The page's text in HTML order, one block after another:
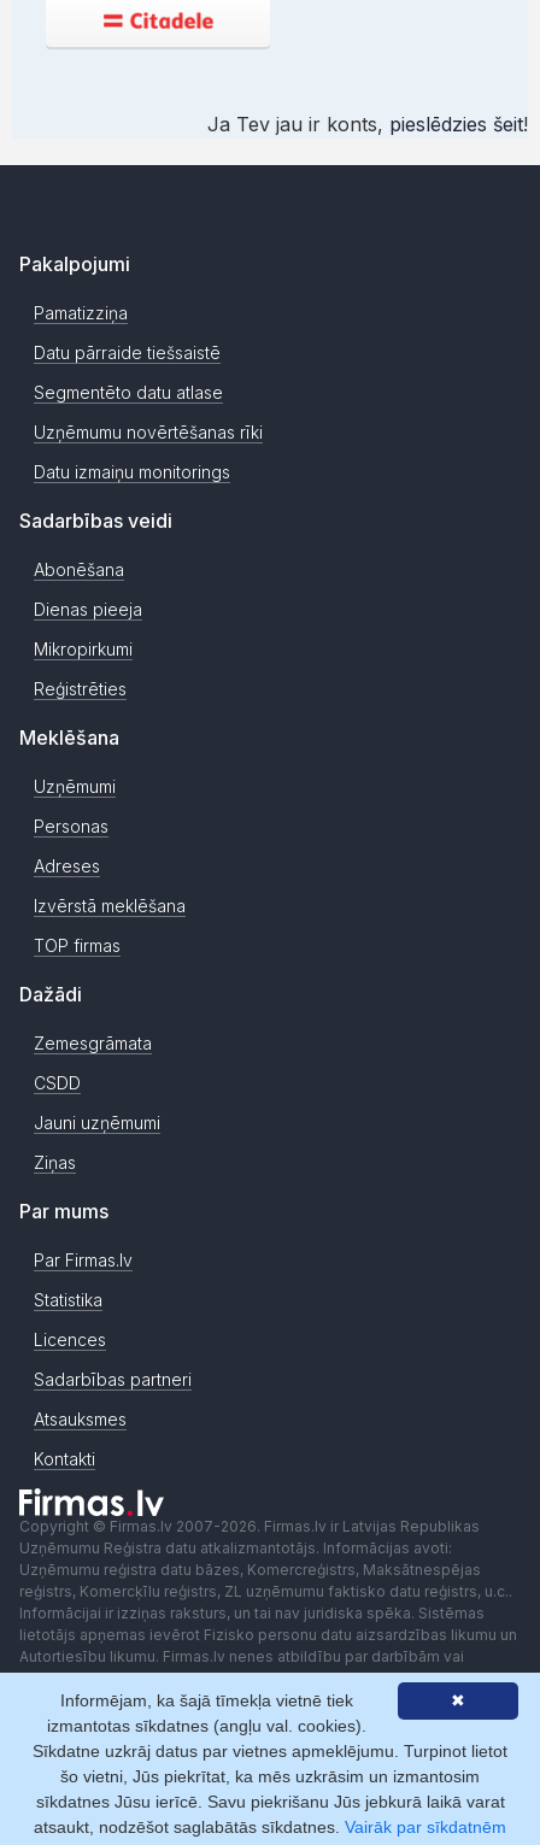
Ja Tev jau ir konts, pieslēdzies šeit!
Pakalpojumi
Pamatizziņa
Datu pārraide tiešsaistē
Segmentēto datu atlase
Uzņēmumu novērtēšanas rīki
Datu izmaiņu monitorings
Sadarbības veidi
Abonēšana
Dienas pieeja
Mikropirkumi
Reģistrēties
Meklēšana
Uzņēmumi
Personas
Adreses
Izvērstā meklēšana
TOP firmas
Dažādi
Zemesgrāmata
CSDD
Jauni uzņēmumi
Ziņas
Par mums
Par Firmas.lv
Statistika
Licences
Sadarbības partneri
Atsauksmes
Kontakti
Copyright © Firmas.lv 2007-2026. Firmas.lv ir Latvijas Republikas
Uzņēmumu Reģistra datu atkalizmantotājs. Informācijas avoti:
Uzņēmumu reģistra datu bāzes, Komercreģistrs, Maksātnespējas
reģistrs, Komercķīlu reģistrs, ZL uzņēmumu faktisko datu reģistrs, u.c..
Informācijai ir izziņas raksturs, un tai nav juridiska spēka. Sistēmas
lietotājs apņemas ievērot Fizisko personu datu aizsardzības likumu un
Autortiesību likumu. Firmas.lv nenes atbildību par darbībām vai
lēmumiem, kas balstīti uz saņemto pakalpojumu. Lietotājam aizliegts
izmantot jebkādas automatizētas sistēmas vai iekārtas (robotus)
piekļuvei sistēmai bez rakstiskas saskaņošanas ar Firmas.lv. Galvenā
redaktore: Ingūna Pempere.
Lietošanas noteikumi
Privātuma politika Norēķini ar
✖
Informējam, ka šajā tīmekļa vietnē tiek
izmantotas sīkdatnes (angļu val. cookies).
Sīkdatne uzkrāj datus par vietnes apmeklējumu. Turpinot lietot
šo vietni, Jūs piekrītat, ka mēs uzkrāsim un izmantosim
sīkdatnes Jūsu ierīcē. Savu piekrišanu Jūs jebkurā laikā varat
atsaukt, nodzēšot saglabātās sīkdatnes. Vairāk par sīkdatnēm